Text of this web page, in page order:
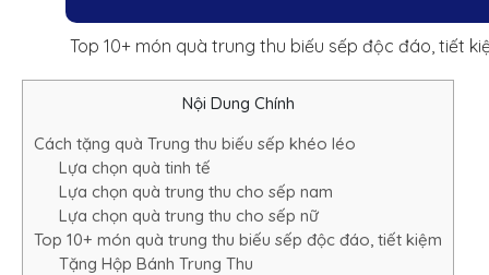
Top 10+ món quà trung thu biếu sếp độc đáo, tiết
Nội Dung Chính
Cách tặng quà Trung thu biếu sếp khéo léo
Lựa chọn quà tinh tế
Lựa chọn quà trung thu cho sếp nam
Lựa chọn quà trung thu cho sếp nữ
Top 10+ món quà trung thu biếu sếp độc đáo, tiết kiệm
Tặng Hộp Bánh Trung Thu